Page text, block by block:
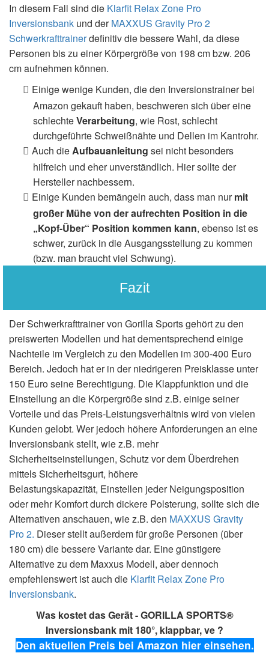
In diesem Fall sind die Klarfit Relax Zone Pro
Inversionsbank und derMAXXUS Gravity Pro 2
Schwerkrafttrainerdefinitiv die bessere Wahl, da diese
Personen bis zu einer Körpergröße von 198 cm bzw. 206
cm aufnehmen können.
Einige wenige Kunden, die den Inversionstrainer bei
Amazon gekauft haben, beschweren sich über eine
schlechteVerarbeitung, wie Rost, schlecht
durchgeführte Schweißnähte und Dellen im Kantrohr.
Auch die Aufbauanleitung sei nicht besonders
hilfreich und eher unverständlich. Hier sollte der
Hersteller nachbessern.
Einige Kunden bemängeln auch, dass man nurmit
großer Mühe von der aufrechten Position in die
„Kopf-Über“ Position kommen kann, ebenso ist es
schwer, zurück in die Ausgangsstellung zu kommen
(bzw. man braucht viel Schwung).
Fazit
Der Schwerkrafttrainer von Gorilla Sports gehört zu den
preiswerten Modellen und hat dementsprechend einige
Nachteile im Vergleich zu den Modellen im 300-400 Euro
Bereich. Jedoch hat er in der niedrigeren Preisklasse unter
150 Euro seine Berechtigung. Die Klappfunktion und die
Einstellung an die Körpergröße sind z.B. einige seiner
Vorteile und das Preis-Leistungsverhältnis wird von vielen
Kunden gelobt. Wer jedoch höhere Anforderungen an eine
Inversionsbank stellt, wie z.B. mehr
Sicherheitseinstellungen, Schutz vor dem Überdrehen
mittelsSicherheitsgurt, höhere
Belastungskapazität, Einstellen jederNeigungsposition
oder mehr Komfort durch dickere Polsterung, sollte sich die
Alternativen anschauen, wie z.B. den MAXXUS Gravity
Pro 2. Dieser stellt außerdem für große Personen (über
180 cm) die bessere Variante dar. Eine günstigere
Alternative zu dem Maxxus Modell, aber dennoch
empfehlenswert ist auch die Klarfit Relax Zone Pro
Inversionsbank.
Was kostet das Gerät - GORILLA SPORTS®
Inversionsbank mit 180°, klappbar, ve ?
Den aktuellen Preis bei Amazon hier einsehen.